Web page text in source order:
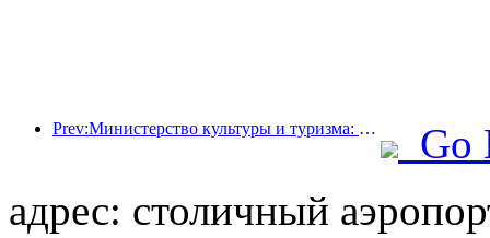
Prev:Министерство культуры и туризма: запуск 22 тематических мероприятий в рамках 7 основных направлений.
Go
адрес: столичный